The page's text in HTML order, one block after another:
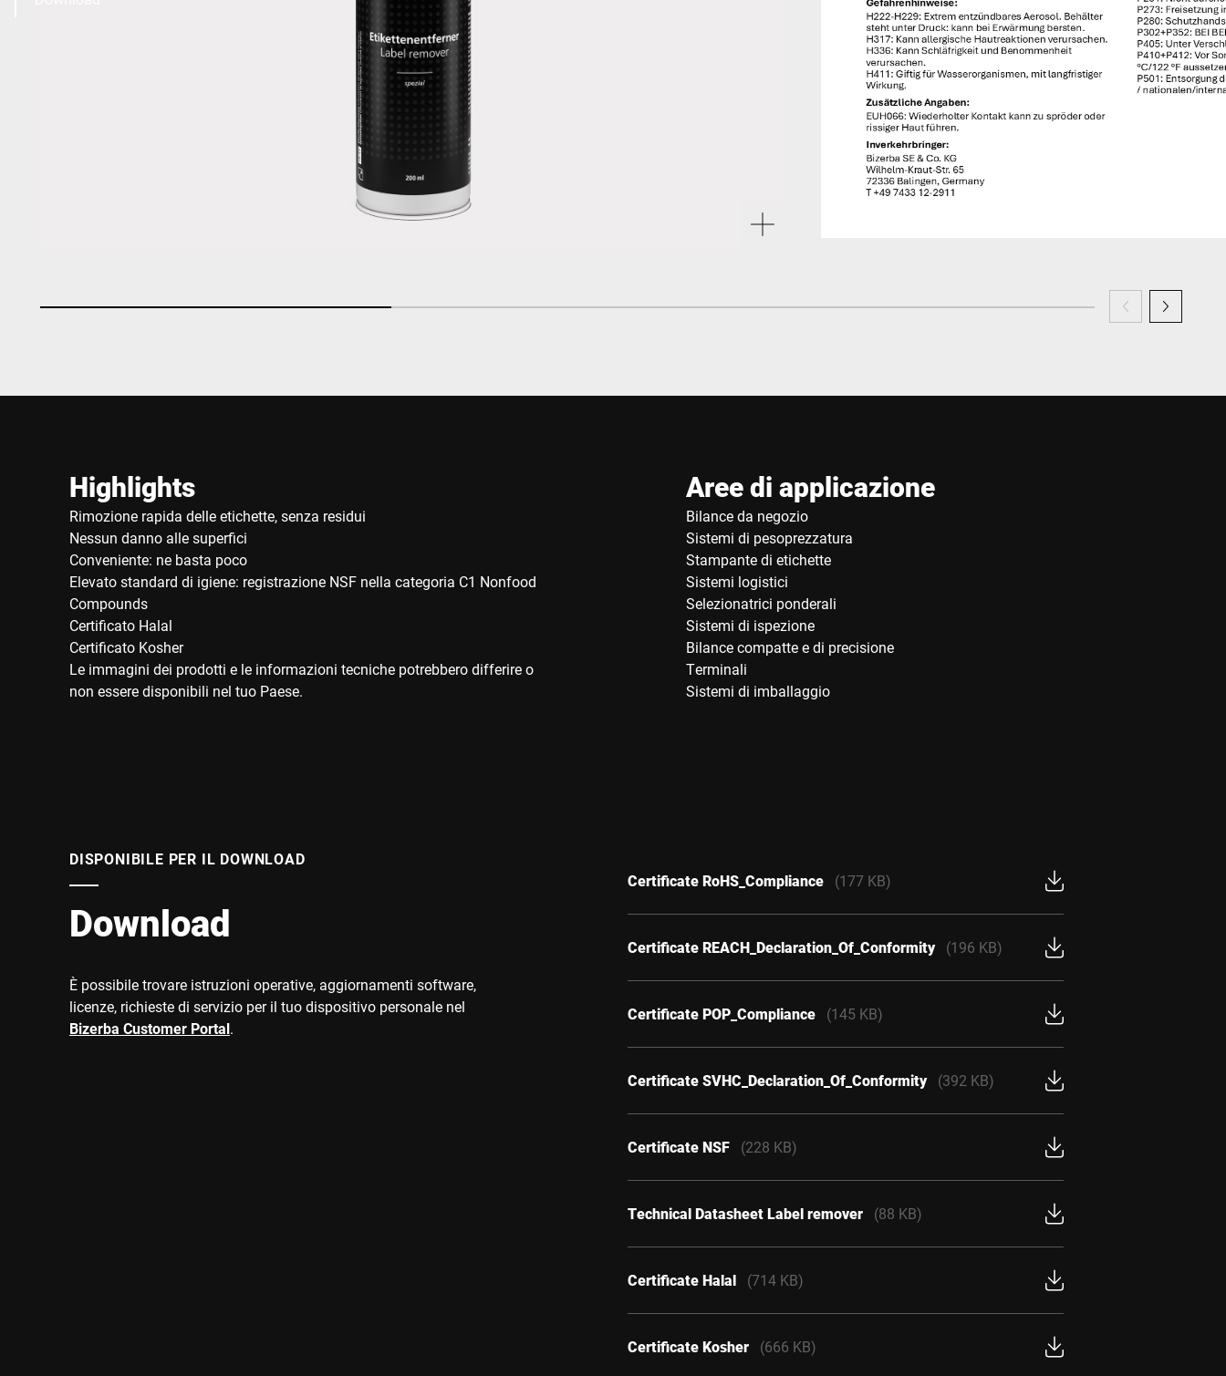
Highlights
Rimozione rapida delle etichette, senza residui
Nessun danno alle superfici
Conveniente: ne basta poco
Elevato standard di igiene: registrazione NSF nella categoria C1 Nonfood
Compounds
Certificato Halal
Certificato Kosher
Le immagini dei prodotti e le informazioni tecniche potrebbero differire o
non essere disponibili nel tuo Paese.
Aree di applicazione
Bilance da negozio
Sistemi di pesoprezzatura
Stampante di etichette
Sistemi logistici
Selezionatrici ponderali
Sistemi di ispezione
Bilance compatte e di precisione
Terminali
Sistemi di imballaggio
DISPONIBILE PER IL DOWNLOAD
Download
È possibile trovare istruzioni operative, aggiornamenti software,
licenze, richieste di servizio per il tuo dispositivo personale nel
Bizerba Customer Portal.
Certificate RoHS_Compliance (177 KB)
Certificate REACH_Declaration_Of_Conformity (196 KB)
Certificate POP_Compliance (145 KB)
Certificate SVHC_Declaration_Of_Conformity (392 KB)
Certificate NSF (228 KB)
Technical Datasheet Label remover (88 KB)
Certificate Halal (714 KB)
Certificate Kosher (666 KB)